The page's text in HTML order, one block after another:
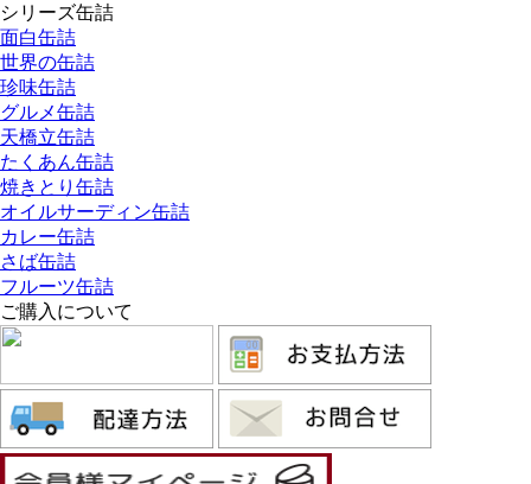
シリーズ缶詰
面白缶詰
世界の缶詰
珍味缶詰
グルメ缶詰
天橋立缶詰
たくあん缶詰
焼きとり缶詰
オイルサーディン缶詰
カレー缶詰
さば缶詰
フルーツ缶詰
ご購入について